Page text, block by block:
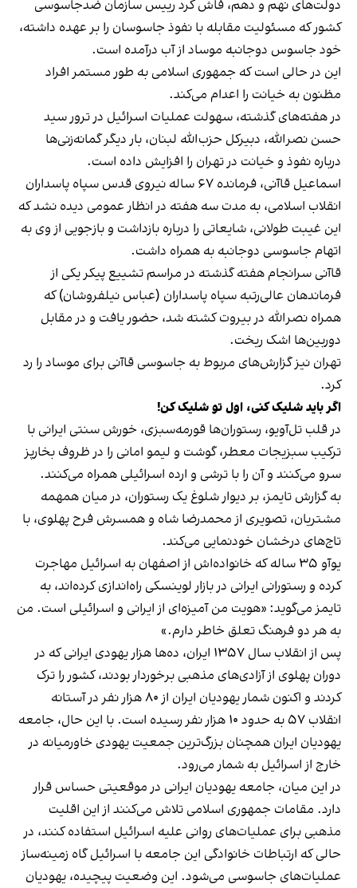
دولت‌های نهم و دهم، فاش کرد رییس سازمان ضدجاسوسی
کشور که مسئولیت مقابله با نفوذ جاسوسان را بر عهده داشته،
خود جاسوس دوجانبه موساد از آب درآمده است.
این در حالی است که جمهوری اسلامی به طور مستمر افراد
مظنون به خیانت را اعدام می‌کند.
در هفته‌های گذشته، سهولت عملیات اسرائیل در ترور سید
حسن نصرالله، دبیرکل حزب‌الله لبنان، بار دیگر گمانه‌زنی‌ها
درباره نفوذ و خیانت در تهران را افزایش داده است.
اسماعیل قاآنی، فرمانده ۶۷ ساله نیروی قدس سپاه پاسداران
انقلاب اسلامی، به مدت سه هفته در انظار عمومی دیده نشد که
این غیبت طولانی، شایعاتی را درباره بازداشت و بازجویی از وی به
اتهام جاسوسی دوجانبه به همراه داشت.
قاآنی سرانجام هفته گذشته در مراسم تشییع پیکر یکی از
فرماندهان عالی‌رتبه سپاه پاسداران (عباس نیلفروشان) که
همراه نصرالله در بیروت کشته شد، حضور یافت و در مقابل
دوربین‌ها اشک ریخت.
تهران نیز گزارش‌های مربوط به جاسوسی قاآنی برای موساد را رد
کرد.
اگر باید شلیک کنی، اول تو شلیک کن!
در قلب تل‌آویو، رستوران‌ها قورمه‌سبزی، خورش سنتی ایرانی با
ترکیب سبزیجات معطر، گوشت و لیمو امانی را در ظروف بخارپز
سرو می‌کنند و آن را با ترشی و ارده اسرائیلی همراه می‌کنند.
به گزارش تایمز، بر دیوار شلوغ یک رستوران، در میان همهمه
مشتریان، تصویری از محمدرضا شاه و همسرش فرح پهلوی، با
تاج‌های درخشان خودنمایی می‌کند.
یوآو ۳۵ ساله که خانواده‌اش از اصفهان به اسرائیل مهاجرت
کرده و رستورانی ایرانی در بازار لوینسکی راه‌اندازی کرده‌اند، به
تایمز می‌گوید: «هویت من آمیزه‌ای از ایرانی و اسرائیلی است. من
به هر دو فرهنگ تعلق خاطر دارم.»
پس از انقلاب سال ۱۳۵۷ ایران، ده‌ها هزار یهودی ایرانی که در
دوران پهلوی از آزادی‌های مذهبی برخوردار بودند، کشور را ترک
کردند و اکنون شمار یهودیان ایران از ۸۰ هزار نفر در آستانه
انقلاب ۵۷ به حدود ۱۰ هزار نفر رسیده‌ است. با این حال، جامعه
یهودیان ایران همچنان بزرگ‌ترین جمعیت یهودی خاورمیانه در
خارج از اسرائیل به شمار می‌رود.
در این میان، جامعه یهودیان ایرانی در موقعیتی حساس قرار
دارد. مقامات جمهوری اسلامی تلاش می‌کنند از این اقلیت
مذهبی برای عملیات‌های روانی علیه اسرائیل استفاده کنند، در
حالی که ارتباطات خانوادگی این جامعه با اسرائیل گاه زمینه‌ساز
عملیات‌های جاسوسی می‌شود. این وضعیت پیچیده، یهودیان